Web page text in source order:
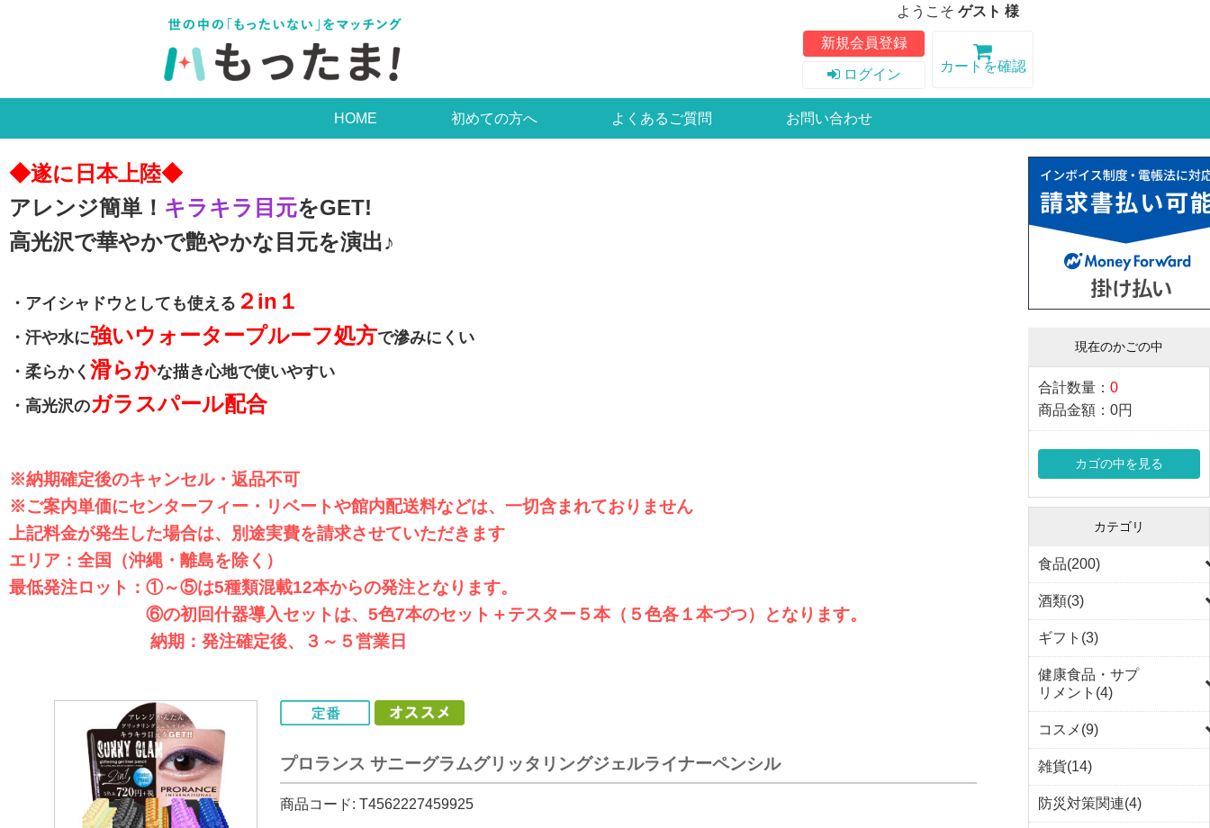
ようこそ ゲスト 様
新規会員登録
ログイン
カートを確認
HOME 初めての方へ よくあるご質問 お問い合わせ
◆遂に日本上陸◆
アレンジ簡単！ キラキラ目元をGET!
高光沢で華やかで艶やかな目元を演出♪
・アイシャドウとしても使える ２in１
・ 汗や水に強いウォータープルーフ処方で滲みにくい
・柔らかく 滑らかな描き心地で使いやすい
・高光沢のガラスパール配合
※納期確定後のキャンセル・返品不可
※ご案内単価にセンターフィー・リベートや館内配送料などは、一切含まれておりません
上記料金が発生した場合は、別途実費を請求させていただきます
エリア：全国（沖縄・離島を除く）
最低発注ロット：①～⑤は5種類混載12本からの発注となります。
⑥の初回什器導入セットは、5色7本のセット＋テスター５本（５色各１本づつ）となります。
納期：発注確定後、３～５営業日
プロランス サニーグラムグリッタリングジェルライナーペンシル
商品コード: T4562227459925
現在のかごの中
合計数量：0
商品金額：0円
カゴの中を見る
カテゴリ
食品(200)
酒類(3)
ギフト(3)
健康食品・サプ
リメント(4)
コスメ(9)
雑貨(14)
防災対策関連(4)